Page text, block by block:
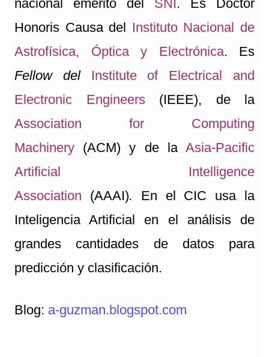
nacional emérito del SNI . Es Doctor
Honoris Causa del Instituto Nacional de
Astrofísica, Óptica y Electrónica. Es
Fellow del Institute of Electrical and
Electronic Engineers
(IEEE), de la
Association for Computing
Machinery (ACM) y de laAsia-Pacific
Artificial Intelligence
Association
(AAAI). En el CIC usa la
Inteligencia Artificial en el análisis de
grandes cantidades de datos para
predicción y clasificación.
Blog: a-guzman.blogspot.com